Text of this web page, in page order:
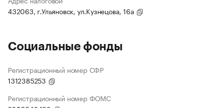
432063, г.Ульяновск, ул.Кузнецова, 16а
Социальные фонды
Регистрационный номер СФР
1312385253
Регистрационный номер ФОМС